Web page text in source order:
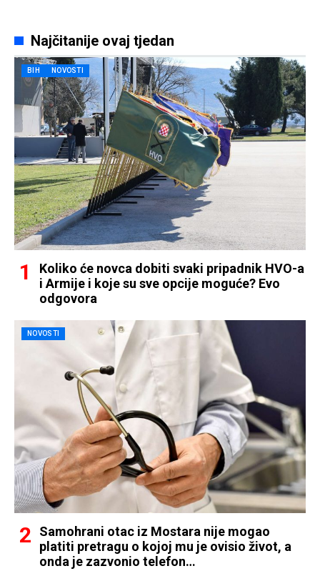
Najčitanije ovaj tjedan
BIH NOVOSTI
Koliko će novca dobiti svaki pripadnik HVO-a
i Armije i koje su sve opcije moguće? Evo
odgovora
NOVOSTI
Samohrani otac iz Mostara nije mogao
platiti pretragu o kojoj mu je ovisio život, a
onda je zazvonio telefon…